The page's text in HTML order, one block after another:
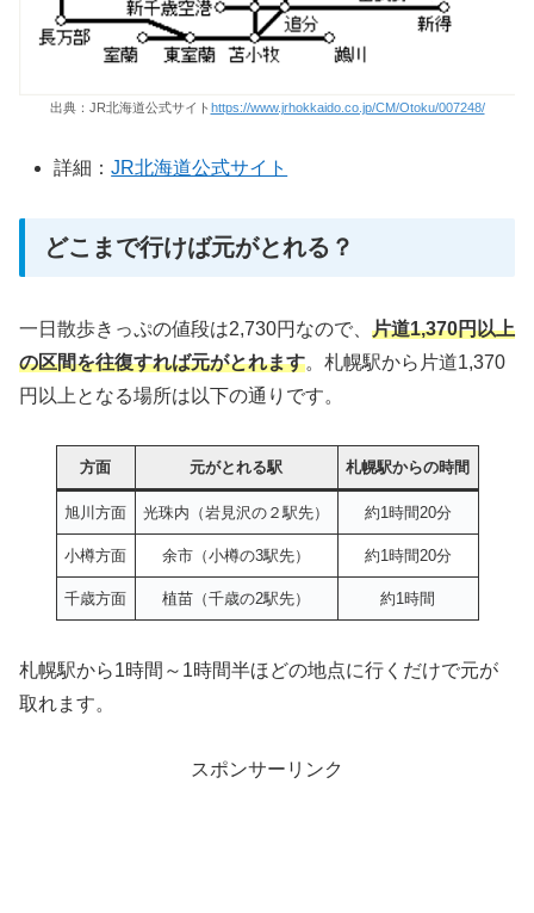
出典：JR北海道公式サイト https://www.jrhokkaido.co.jp/CM/Otoku/007248/
詳細：JR北海道公式サイト
どこまで行けば元がとれる？
一日散歩きっぷの値段は2,730円なので、 片道1,370円以上
の区間を往復すれば元がとれます。札幌駅から片道1,370
円以上となる場所は以下の通りです。
方面 元がとれる駅 札幌駅からの時間
旭川方面 光珠内（岩見沢の２駅先） 約1時間20分
小樽方面 余市（小樽の3駅先） 約1時間20分
千歳方面 植苗（千歳の2駅先） 約1時間
札幌駅から1時間～1時間半ほどの地点に行くだけで元が
取れます。
スポンサーリンク